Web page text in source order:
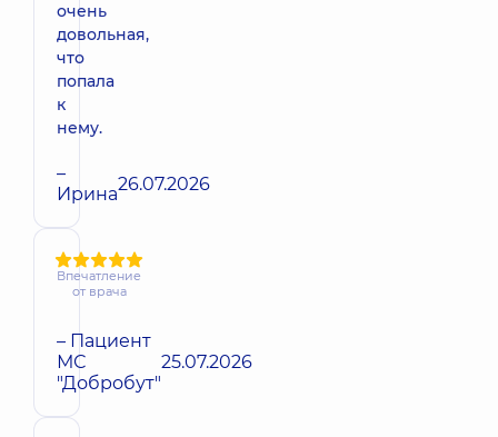
очень
довольная,
что
попала
к
нему.
–
Ирина26.07.2026
Впечатление
от врача
– Пациент
МС
"Добробут"
25.07.2026